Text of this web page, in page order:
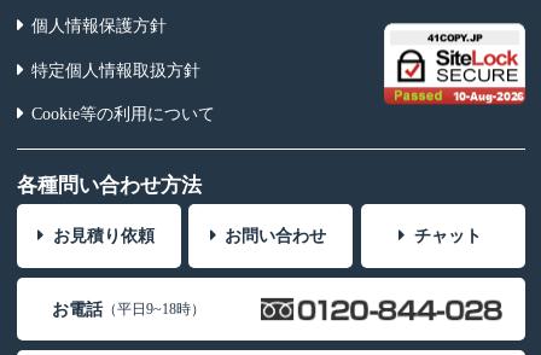
個人情報保護方針
特定個人情報取扱方針
Cookie等の利用について
各種問い合わせ方法
お見積り依頼 お問い合わせ チャット
お電話（平日9~18時）